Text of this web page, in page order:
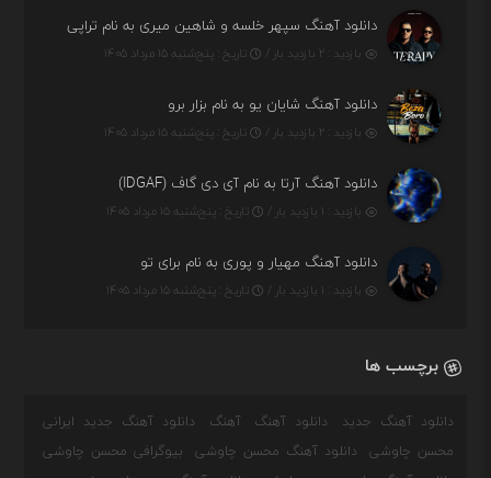
دانلود آهنگ سپهر خلسه و شاهین میری به نام تراپی
بازدید : ۲ بازدید بار / تاریخ : پنج‌شنبه ۱۵ مرداد ۱۴۰۵
دانلود آهنگ شایان یو به نام بزار برو
بازدید : ۲ بازدید بار / تاریخ : پنج‌شنبه ۱۵ مرداد ۱۴۰۵
دانلود آهنگ آرتا به نام آی دی گاف (IDGAF)
بازدید : ۱ بازدید بار / تاریخ : پنج‌شنبه ۱۵ مرداد ۱۴۰۵
دانلود آهنگ مهیار و پوری به نام برای تو
بازدید : ۱ بازدید بار / تاریخ : پنج‌شنبه ۱۵ مرداد ۱۴۰۵
برچسب ها
دانلود آهنگ جدید دانلود آهنگ آهنگ
دانلود آهنگ جدید ایرانی
محسن چاوشی
دانلود آهنگ محسن چاوشی
بیوگرافی محسن چاوشی